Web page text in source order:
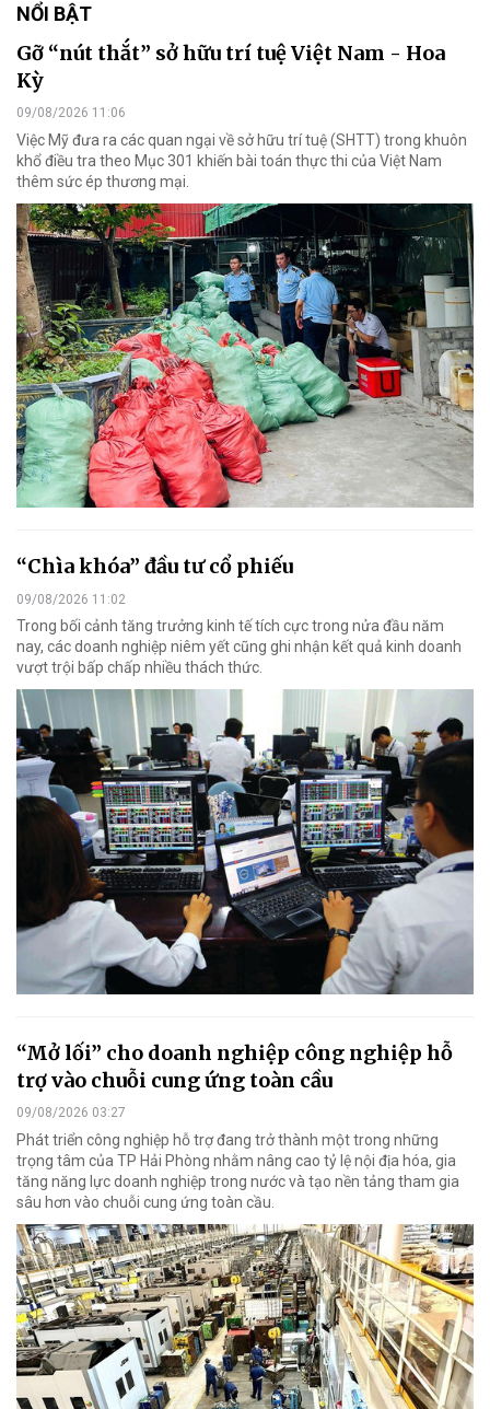
NỔI BẬT
Gỡ “nút thắt” sở hữu trí tuệ Việt Nam - Hoa
Kỳ
09/08/2026 11:06
Việc Mỹ đưa ra các quan ngại về sở hữu trí tuệ (SHTT) trong khuôn
khổ điều tra theo Mục 301 khiến bài toán thực thi của Việt Nam
thêm sức ép thương mại.
“Chìa khóa” đầu tư cổ phiếu
09/08/2026 11:02
Trong bối cảnh tăng trưởng kinh tế tích cực trong nửa đầu năm
nay, các doanh nghiệp niêm yết cũng ghi nhận kết quả kinh doanh
vượt trội bấp chấp nhiều thách thức.
“Mở lối” cho doanh nghiệp công nghiệp hỗ
trợ vào chuỗi cung ứng toàn cầu
09/08/2026 03:27
Phát triển công nghiệp hỗ trợ đang trở thành một trong những
trọng tâm của TP Hải Phòng nhằm nâng cao tỷ lệ nội địa hóa, gia
tăng năng lực doanh nghiệp trong nước và tạo nền tảng tham gia
sâu hơn vào chuỗi cung ứng toàn cầu.